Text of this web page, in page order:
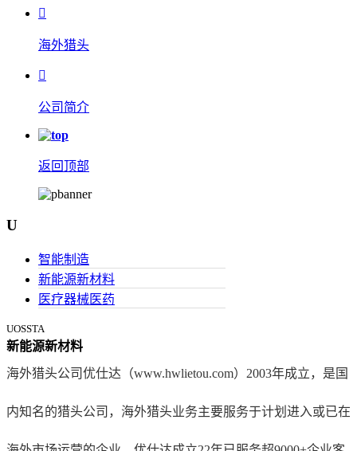

海外猎头

公司简介
返回顶部
U
智能制造
新能源新材料
医疗器械医药
UOSSTA
新能源新材料
海外猎头公司优仕达（www.hwlietou.com）2003年成立，是国
内知名的猎头公司，海外猎头业务主要服务于计划进入或已在